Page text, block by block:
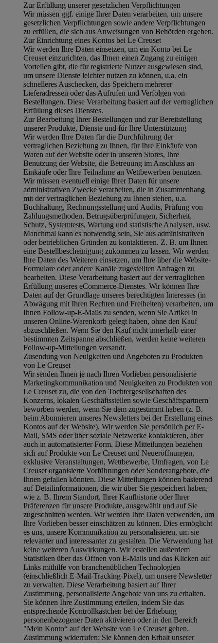
Zur Erfüllung unserer gesetzlichen Verpflichtungen
Wir müssen ggf. einige Ihrer Daten verarbeiten, um unsere
gesetzlichen Verpflichtungen sowie andere Verpflichtungen
zu erfüllen, die sich aus Anweisungen von Behörden ergeben.
Zur Einrichtung eines Kontos bei Le Creuset
Wir werden Ihre Daten einsetzen, um ein Konto bei Le
Creuset einzurichten, das Ihnen einen Zugang zu einigen
Vorteilen gibt, die für registrierte Nutzer ausgewiesen sind,
um unsere Dienste leichter nutzen zu können, u.a. ein
schnelleres Auschecken, das Speichern mehrerer
Lieferadressen oder das Aufrufen und Verfolgen von
Bestellungen. Diese Verarbeitung basiert auf der vertraglichen
Erfüllung dieses Dienstes.
Zur Bearbeitung Ihrer Bestellungen und zur Bereitstellung
unserer Produkte, Dienste und für Ihre Unterstützung
Wir werden Ihre Daten für die Durchführung der
vertraglichen Beziehung zu Ihnen, für Ihre Einkäufe von
Waren auf der Website oder in unseren Stores, Ihre
Benutzung der Website, die Betreuung im Anschluss an
Einkäufe oder Ihre Teilnahme an Wettbewerben benutzen.
Wir müssen eventuell einige Ihrer Daten für unsere
administrativen Zwecke verarbeiten, die in Zusammenhang
mit der vertraglichen Beziehung zu Ihnen stehen, u.a.
Buchhaltung, Rechnungsstellung und Audits, Prüfung von
Zahlungsmethoden, Betrugsüberprüfungen, Sicherheit,
Schutz, Systemtests, Wartung und statistische Analysen, usw.
Manchmal kann es notwendig sein, Sie aus administrativen
oder betrieblichen Gründen zu kontaktieren. Z. B. um Ihnen
eine Bestellbescheinigung zukommen zu lassen. Wir werden
Ihre Daten des Weiteren einsetzen, um Ihre über die Website-
Formulare oder andere Kanäle zugestellten Anfragen zu
bearbeiten. Diese Verarbeitung basiert auf der vertraglichen
Erfüllung unseres eCommerce-Dienstes. Wir können Ihre
Daten auf der Grundlage unseres berechtigten Interesses (in
Abwägung mit Ihren Rechten und Freiheiten) verarbeiten, um
Ihnen Follow-up-E-Mails zu senden, wenn Sie Artikel in
unseren Online-Warenkorb gelegt haben, ohne den Kauf
abzuschließen. Wenn Sie den Kauf nicht innerhalb einer
bestimmten Zeitspanne abschließen, werden keine weiteren
Follow-up-Mitteilungen versandt.
Zusendung von Neuigkeiten und Angeboten zu Produkten
von Le Creuset
Wir senden Ihnen je nach Ihren Vorlieben personalisierte
Marketingkommunikation und Neuigkeiten zu Produkten von
Le Creuset zu, die von den Tochtergesellschaften des
Konzerns, lokalen Geschäftsstellen sowie Geschäftspartnern
beworben werden, wenn Sie dem zugestimmt haben (z. B.
beim Abonnieren unseres Newsletters bei der Erstellung eines
Kontos auf der Website). Wir werden Sie persönlich per E-
Mail, SMS oder über soziale Netzwerke kontaktieren, aber
auch in automatisierter Form. Diese Mitteilungen beziehen
sich auf Produkte von Le Creuset und Neueröffnungen,
exklusive Veranstaltungen, Wettbewerbe, Umfragen, von Le
Creuset organisierte Vorführungen oder Sonderangebote, die
Ihnen gefallen könnten. Diese Mitteilungen können basierend
auf Detailinformationen, die wir über Sie gespeichert haben,
wie z. B. Ihrem Standort, Ihrer Kaufhistorie oder Ihrer
Präferenzen für unsere Produkte, ausgewählt und auf Sie
zugeschnitten werden. Wir werden Ihre Daten verwenden, um
Ihre Vorlieben besser einschätzen zu können. Dies ermöglicht
es uns, unsere Kommunikation zu personalisieren, um sie
relevanter und interessanter zu gestalten. Die Verwendung hat
keine weiteren Auswirkungen. Wir erstellen außerdem
Statistiken über das Öffnen von E-Mails und das Klicken auf
Links mithilfe von branchenüblichen Technologien
(einschließlich E-Mail-Tracking-Pixel), um unsere Newsletter
zu verwalten. Diese Verarbeitung basiert auf Ihrer
Zustimmung, personalisierte Angebote von uns zu erhalten.
Sie können Ihre Zustimmung erteilen, indem Sie das
entsprechende Kontrollkästchen bei der Erhebung
personenbezogener Daten aktivieren oder in den Bereich
"Mein Konto“ auf der Website von Le Creuset gehen.
Zustimmung widerrufen: Sie können den Erhalt unserer